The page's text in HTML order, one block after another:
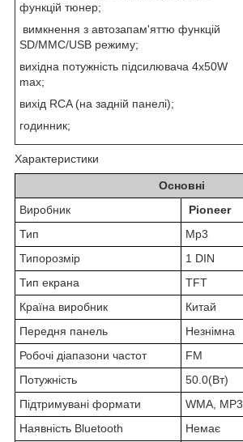
функцій тюнер;
вимкнення з автозапам'яттю функцій
SD/MMC/USB режиму;
вихідна потужність підсилювача 4х50W
max;
вихід RCA (на задній панелі);
годинник;
Характеристики
Основні
Виробник
Pioneer
Тип
Mp3
Типорозмір
1 DIN
Тип екрана
TFT
Країна виробник
Китай
Передня панель
Незнімна
Робочі діапазони частот
FM
Потужність
50.0(Вт)
Підтримувані формати
WMA, MP3
Наявність Bluetooth
Немає